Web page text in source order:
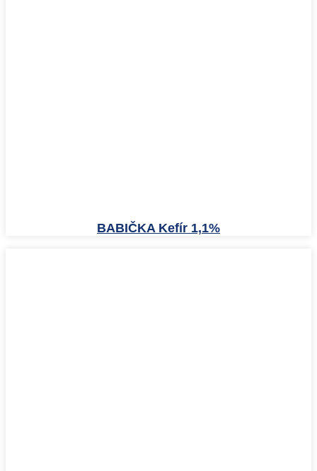
BABIČKA Kefír 1,1%